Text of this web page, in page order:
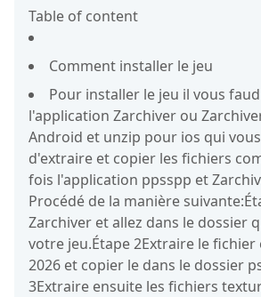
Table of content
Comment installer le jeu
Pour installer le jeu il vous
l'application Zarchiver ou
Android et unzip pour ios qui
d'extraire et copier les fichiers
fois l'application ppsspp et
Procédé de la manière
Zarchiver et allez dans le dossier
votre jeu.Étape 2Extraire le fichier
2026 et copier le dans le dossier
3Extraire ensuite les fichiers